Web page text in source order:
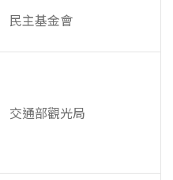
民主基金會
交通部觀光局